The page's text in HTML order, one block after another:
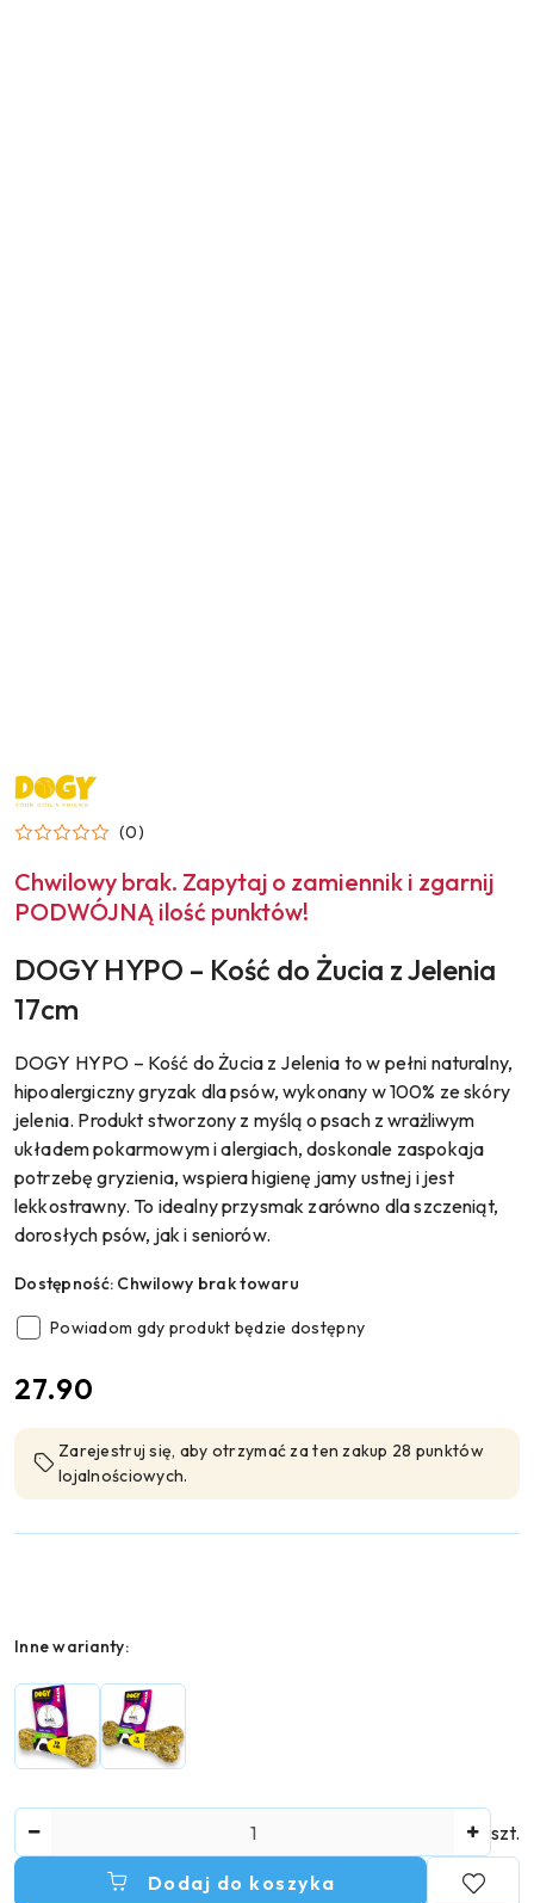
NAZWA
PRODUCENTA:
DOGY
(0)
Chwilowy brak. Zapytaj o zamiennik i zgarnij
PODWÓJNĄ ilość punktów!
DOGY HYPO – Kość do Żucia z Jelenia
17cm
DOGY HYPO – Kość do Żucia z Jelenia to w pełni naturalny,
hipoalergiczny gryzak dla psów, wykonany w 100% ze skóry
jelenia. Produkt stworzony z myślą o psach z wrażliwym
układem pokarmowym i alergiach, doskonale zaspokaja
potrzebę gryzienia, wspiera higienę jamy ustnej i jest
lekkostrawny. To idealny przysmak zarówno dla szczeniąt,
dorosłych psów, jak i seniorów.
Dostępność: Chwilowy brak towaru
Powiadom gdy produkt będzie dostępny
cena:
27.90
Zarejestruj się, aby otrzymać za ten zakup 28 punktów
lojalnościowych.
Wariant
Inne warianty:
szt.
Dodaj do koszyka